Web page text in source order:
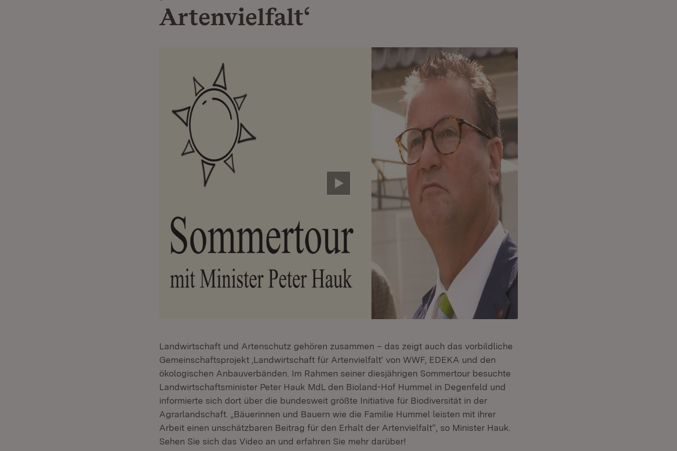
Artenvielfalt‘
Video abspielen
Landwirtschaft und Artenschutz gehören zusammen – das zeigt auch das vorbildliche
Gemeinschaftsprojekt ‚Landwirtschaft für Artenvielfalt‘ von WWF, EDEKA und den
ökologischen Anbauverbänden. Im Rahmen seiner diesjährigen Sommertour besuchte
Landwirtschaftsminister Peter Hauk MdL den Bioland-Hof Hummel in Degenfeld und
informierte sich dort über die bundesweit größte Initiative für Biodiversität in der
Agrarlandschaft. „Bäuerinnen und Bauern wie die Familie Hummel leisten mit ihrer
Arbeit einen unschätzbaren Beitrag für den Erhalt der Artenvielfalt“, so Minister Hauk.
Sehen Sie sich das Video an und erfahren Sie mehr darüber!